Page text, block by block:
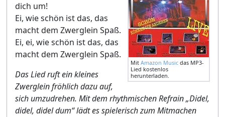
Mit Amazon Music das MP3-
Lied kostenlos
herunterladen.
dich um!
Ei, wie schön ist das, das
macht dem Zwerglein Spaß.
Ei, ei, wie schön ist das, das
macht dem Zwerglein Spaß.​​​​
Das Lied ruft ein kleines
Zwerglein fröhlich dazu auf,
sich umzudrehen. Mit dem rhythmischen Refrain „Didel,
didel, didel dum“ lädt es spielerisch zum Mitmachen